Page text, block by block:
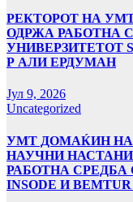
РЕКТОРОТ НА
ОДРЖА РАБОТНА
УНИВЕРЗИТЕТОТ
Р АЛИ ЕРДУМАН
Јул 9, 2026
Uncategorized
УMТ ДОМАЌИН
НАУЧНИ НАСТАНИ
РАБОТНА СРЕДБА
INSODE И BEMTUR